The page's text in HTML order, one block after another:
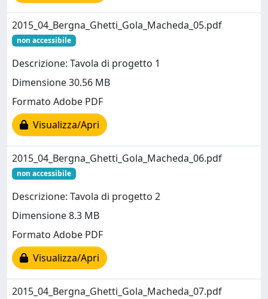
2015_04_Bergna_Ghetti_Gola_Macheda_05.pdf
non accessibile
Descrizione: Tavola di progetto 1
Dimensione 30.56 MB
Formato Adobe PDF
Visualizza/Apri
2015_04_Bergna_Ghetti_Gola_Macheda_06.pdf
non accessibile
Descrizione: Tavola di progetto 2
Dimensione 8.3 MB
Formato Adobe PDF
Visualizza/Apri
2015_04_Bergna_Ghetti_Gola_Macheda_07.pdf